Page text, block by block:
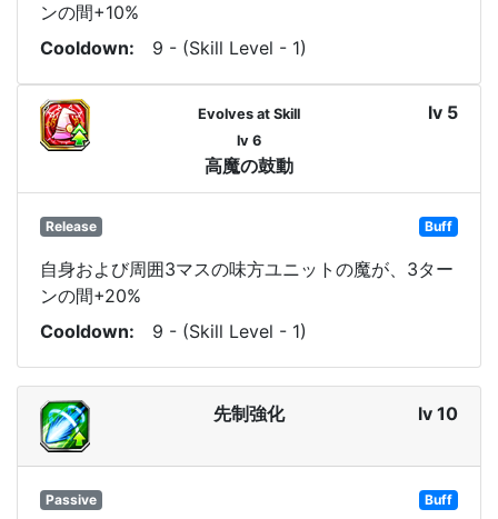
ンの間+10%
Cooldown
9 - (Skill Level - 1)
Evolves at Skill
lv 6
高魔の鼓動
lv 5
Release Buff
自身および周囲3マスの味方ユニットの魔が、3ター
ンの間+20%
Cooldown
9 - (Skill Level - 1)
先制強化 lv 10
Passive Buff